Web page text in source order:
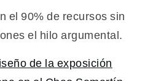
el 90% de recursos sin
el hilo argumental.